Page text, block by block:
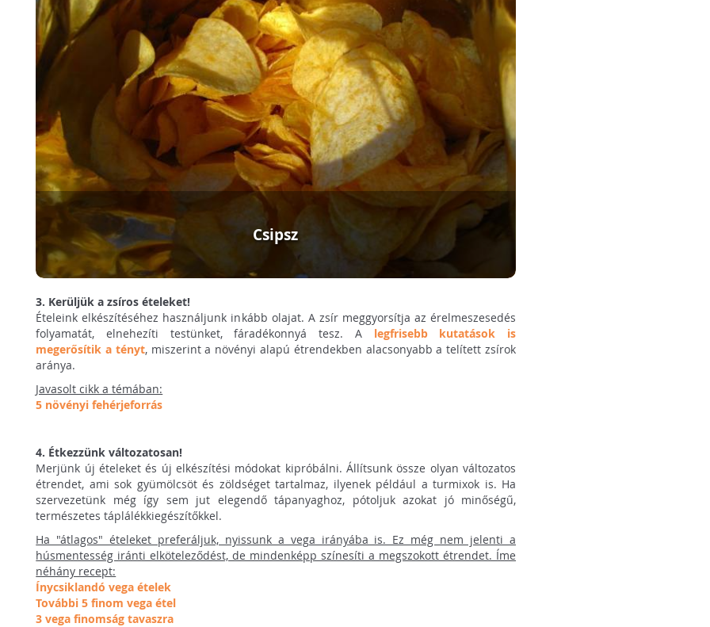
Csipsz
3. Kerüljük a zsíros ételeket!
Ételeink elkészítéséhez használjunk inkább olajat. A zsír meggyorsítja az érelmeszesedés
folyamatát, elnehezíti testünket, fáradékonnyá tesz. A legfrisebb kutatások is
megerősítik a tényt, miszerint a növényi alapú étrendekben alacsonyabb a telített zsírok
aránya.
Javasolt cikk a témában:
5 növényi fehérjeforrás
4. Étkezzünk változatosan!
Merjünk új ételeket és új elkészítési módokat kipróbálni. Állítsunk össze olyan változatos
étrendet, ami sok gyümölcsöt és zöldséget tartalmaz, ilyenek például a turmixok is. Ha
szervezetünk még így sem jut elegendő tápanyaghoz, pótoljuk azokat jó minőségű,
természetes táplálékkiegészítőkkel.
Ha "átlagos" ételeket preferáljuk, nyissunk a vega irányába is. Ez még nem jelenti a
húsmentesség iránti elköteleződést, de mindenképp színesíti a megszokott étrendet. Íme
néhány recept:
Ínycsiklandó vega ételek
További 5 finom vega étel
3 vega finomság tavaszra